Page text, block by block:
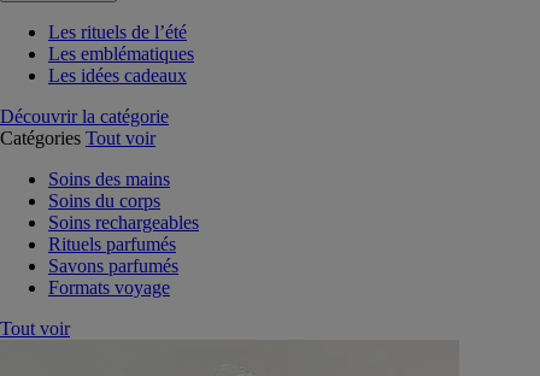
Les rituels de l’été
Les emblématiques
Les idées cadeaux
Découvrir la catégorie
Catégories Tout voir
Soins des mains
Soins du corps
Soins rechargeables
Rituels parfumés
Savons parfumés
Formats voyage
Tout voir